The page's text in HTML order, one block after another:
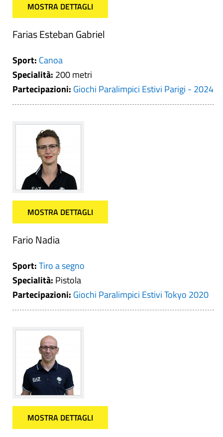
MOSTRA DETTAGLI
Farias Esteban Gabriel
Sport: Canoa
Specialità: 200 metri
Partecipazioni: Giochi Paralimpici Estivi Parigi - 2024
MOSTRA DETTAGLI
Fario Nadia
Sport:Tiro a segno
Specialità: Pistola
Partecipazioni: Giochi Paralimpici Estivi Tokyo 2020
MOSTRA DETTAGLI